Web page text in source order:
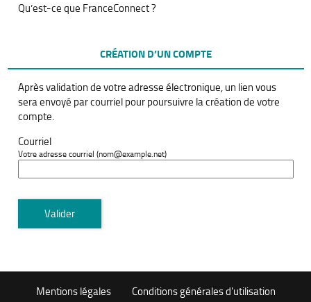
Qu’est-ce que FranceConnect ?
CRÉATION D’UN COMPTE
Après validation de votre adresse électronique, un lien vous
sera envoyé par courriel pour poursuivre la création de votre
compte.
Courriel
Votre adresse courriel (nom@example.net)
Valider
Mentions légales Conditions générales d'utilisation